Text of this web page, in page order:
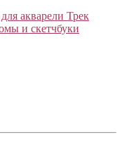
акварели Трек
и скетчбуки